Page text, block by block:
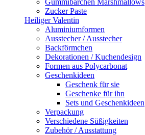
Gummibärchen Marshmallows
Zucker Paste
Heiliger Valentin
Aluminiumformen
Ausstecher / Ausstecher
Backförmchen
Dekorationen / Kuchendesign
Formen aus Polycarbonat
Geschenkideen
Geschenk für sie
Geschenke für ihn
Sets und Geschenkideen
Verpackung
Verschiedene Süßigkeiten
Zubehör / Ausstattung